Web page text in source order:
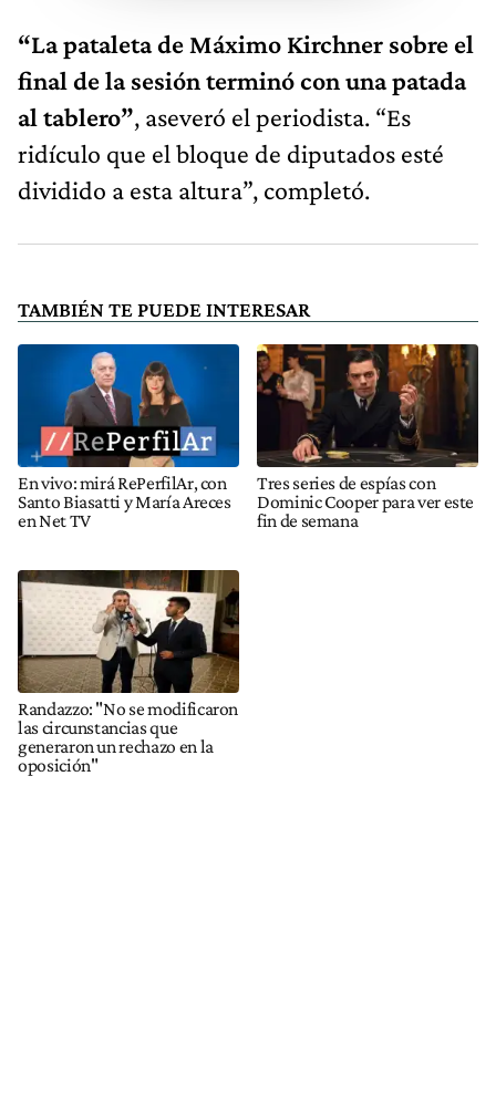
“La pataleta de Máximo Kirchner sobre el
final de la sesión terminó con una patada
al tablero”, aseveró el periodista. “Es
ridículo que el bloque de diputados esté
dividido a esta altura”, completó.
TAMBIÉN TE PUEDE INTERESAR
En vivo: mirá RePerfilAr, con
Santo Biasatti y María Areces
en Net TV
Tres series de espías con
Dominic Cooper para ver este
fin de semana
Randazzo: "No se modificaron
las circunstancias que
generaron un rechazo en la
oposición"